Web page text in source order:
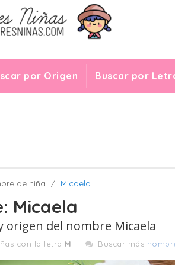
por Origen Buscar por
de niña Micaela
Micaela
origen del nombre Micaela
con la letra M Buscar más